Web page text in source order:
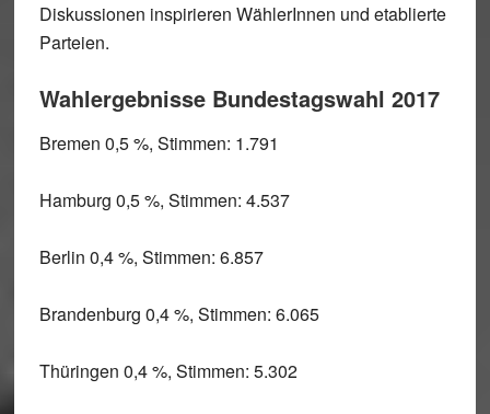
Diskussionen inspirieren WählerInnen und etablierte
Parteien.
Wahlergebnisse Bundestagswahl 2017
Bremen 0,5 %, Stimmen: 1.791
Hamburg 0,5 %, Stimmen: 4.537
Berlin 0,4 %, Stimmen: 6.857
Brandenburg 0,4 %, Stimmen: 6.065
Thüringen 0,4 %, Stimmen: 5.302